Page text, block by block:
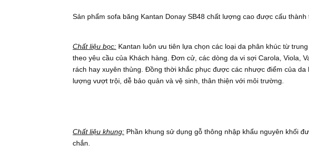
Sản phẩm sofa băng Kantan Donay SB48 chất lượng cao được cấu
Chất liệu bọc: Kantan luôn ưu tiên lựa chọn các loại da phân khúc từ
theo yêu cầu của Khách hàng. Đơn cử, các dòng da vi sợi Carola, Viola,
rách hay xuyên thủng. Đồng thời khắc phục được các nhược điểm của
lượng vượt trội, dễ bảo quản và vệ sinh, thân thiện với môi trường.
Chất liệu khung: Phần khung sử dụng gỗ thông nhập khẩu nguyên khối
chắn.